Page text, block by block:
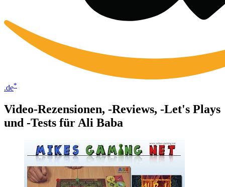
.de*
Video-Rezensionen, -Reviews, -Let's Plays
und -Tests für Ali Baba